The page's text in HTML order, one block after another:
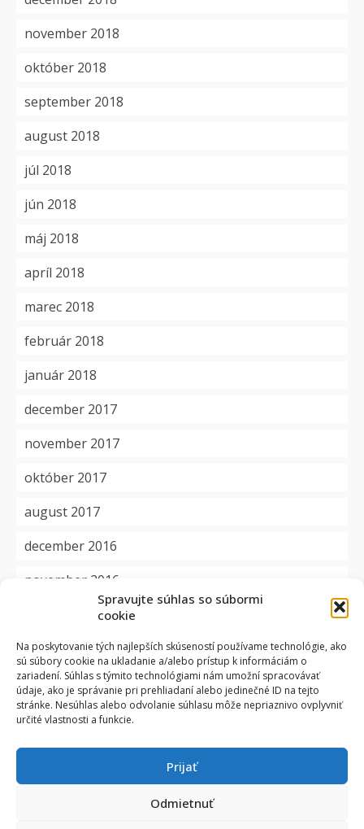
Spravujte súhlas so súbormi
cookie
Na poskytovanie tých najlepších skúseností používame technológie, ako
sú súbory cookie na ukladanie a/alebo prístup k informáciám o
zariadení. Súhlas s týmito technológiami nám umožní spracovávať
údaje, ako je správanie pri prehliadaní alebo jedinečné ID na tejto
stránke. Nesúhlas alebo odvolanie súhlasu môže nepriaznivo ovplyvniť
určité vlastnosti a funkcie.
Prijať
Odmietnuť
november 2018
október 2018
september 2018
august 2018
júl 2018
jún 2018
máj 2018
apríl 2018
marec 2018
február 2018
január 2018
december 2017
november 2017
október 2017
august 2017
december 2016
november 2016
aktuality
dôležité